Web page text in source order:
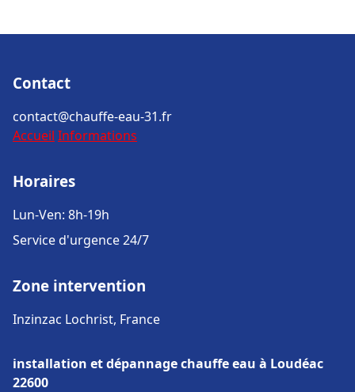
Contact
contact@chauffe-eau-31.fr
Accueil Informations
Horaires
Lun-Ven: 8h-19h
Service d'urgence 24/7
Zone intervention
Inzinzac Lochrist, France
installation et dépannage chauffe eau à Loudéac
22600